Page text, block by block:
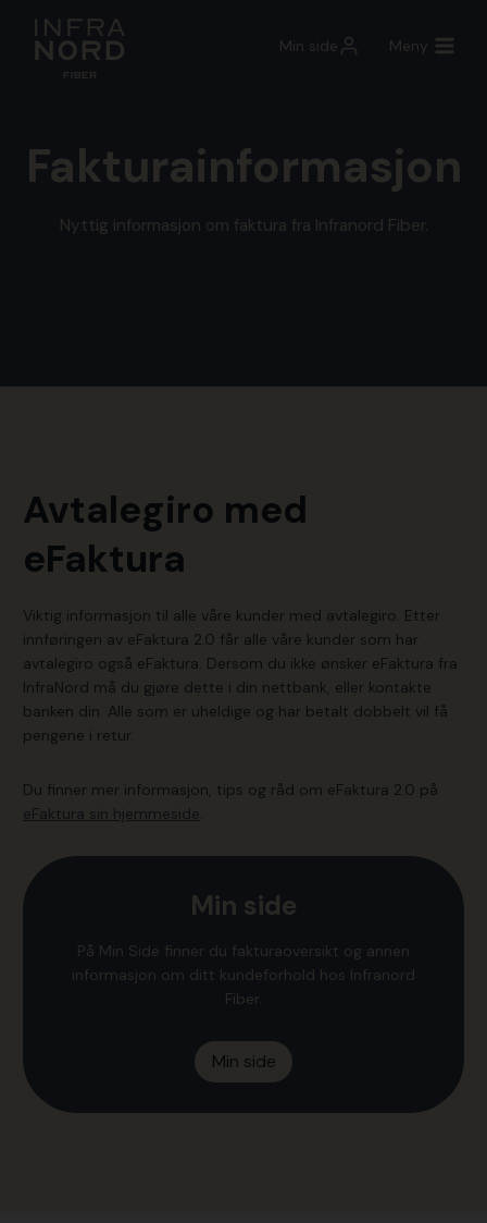
content
Min side Meny
Fakturainformasjon
Nyttig informasjon om faktura fra Infranord Fiber.
Avtalegiro med
eFaktura
Viktig informasjon til alle våre kunder med avtalegiro. Etter
innføringen av eFaktura 2.0 får alle våre kunder som har
avtalegiro også eFaktura. Dersom du ikke ønsker eFaktura fra
InfraNord må du gjøre dette i din nettbank, eller kontakte
banken din. Alle som er uheldige og har betalt dobbelt vil få
pengene i retur.
Du finner mer informasjon, tips og råd om eFaktura 2.0 på
eFaktura sin hjemmeside.
Min side
På Min Side finner du fakturaoversikt og annen
informasjon om ditt kundeforhold hos Infranord
Fiber.
Min side